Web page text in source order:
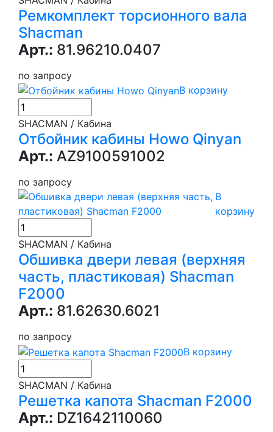
Ремкомплект торсионного вала
Shacman
Арт.: 81.96210.0407
по запросу
В корзину
SHACMAN / Кабина
Отбойник кабины Howo Qinyan
Арт.: AZ9100591002
по запросу
В
корзину
SHACMAN / Кабина
Обшивка двери левая (верхняя
часть, пластиковая) Shacman
F2000
Арт.: 81.62630.6021
по запросу
В корзину
SHACMAN / Кабина
Решетка капота Shacman F2000
Арт.: DZ1642110060